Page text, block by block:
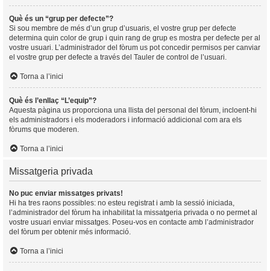
Què és un “grup per defecte”?
Si sou membre de més d’un grup d’usuaris, el vostre grup per defecte
determina quin color de grup i quin rang de grup es mostra per defecte per al
vostre usuari. L’administrador del fòrum us pot concedir permisos per canviar
el vostre grup per defecte a través del Tauler de control de l’usuari.
Torna a l’inici
Què és l’enllaç “L’equip”?
Aquesta pàgina us proporciona una llista del personal del fòrum, incloent-hi
els administradors i els moderadors i informació addicional com ara els
fòrums que moderen.
Torna a l’inici
Missatgeria privada
No puc enviar missatges privats!
Hi ha tres raons possibles: no esteu registrat i amb la sessió iniciada,
l’administrador del fòrum ha inhabilitat la missatgeria privada o no permet al
vostre usuari enviar missatges. Poseu-vos en contacte amb l’administrador
del fòrum per obtenir més informació.
Torna a l’inici